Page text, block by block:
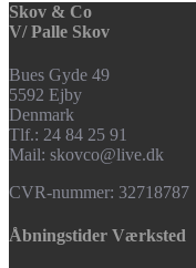
Skov & Co
V/ Palle Skov
Bues Gyde 49
5592 Ejby
Denmark
Tlf.: 24 84 25 91
Mail: skovco@live.dk
CVR-nummer: 32718787
Åbningstider Værksted